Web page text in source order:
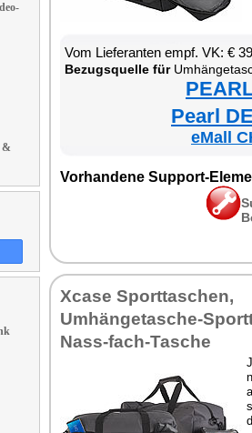
&
Vom Lieferanten empf. VK: €
Bezugsquelle für
Pearl
eMall
Vorhandene Support-
Xcase Sporttaschen,
Umhängetasche-
Nass-fach-Tasche